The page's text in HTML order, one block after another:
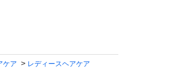
ケア
レディースヘアケア